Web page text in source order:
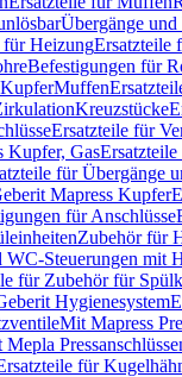
Übergänge
für HeizungErsatzteile
Befestigungen für
Muffen
Kreuzstücke
Ersatzteile für
Kupfer, Gas
für Übergänge
Mapress Kupfer
für Anschlüsse
Zubehör für
WC-Steuerungen mit
für Zubehör für
Hygienesystem
Mit Mapress
für